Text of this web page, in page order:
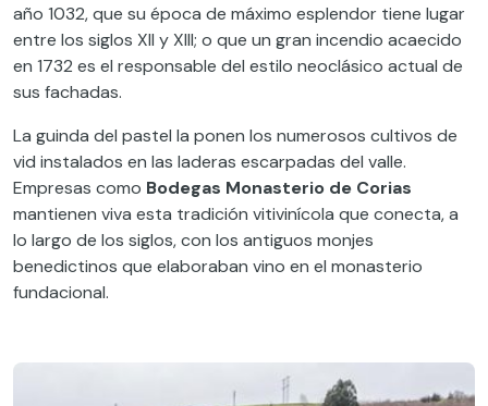
año 1032, que su época de máximo esplendor tiene lugar
entre los siglos XII y XIII; o que un gran incendio acaecido
en 1732 es el responsable del estilo neoclásico actual de
sus fachadas.
La guinda del pastel la ponen los numerosos cultivos de
vid instalados en las laderas escarpadas del valle.
Empresas como Bodegas Monasterio de Corias
mantienen viva esta tradición vitivinícola que conecta, a
lo largo de los siglos, con los antiguos monjes
benedictinos que elaboraban vino en el monasterio
fundacional.